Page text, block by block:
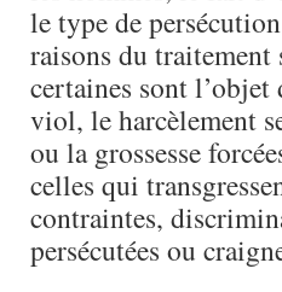
le type de
raisons du traitement
certaines sont
viol, le harcèlement
ou la grossesse
celles qui
contraintes,
persécutées ou